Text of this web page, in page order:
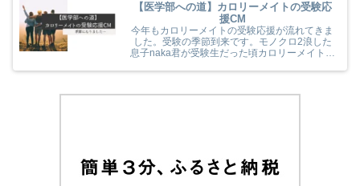
【医学部への道】カロリーメイトの受験応
援CM
今年もカロリーメイトの受験応援が流れてきま
した。受験の季節到来です。モノクロ2浪した
息子naka君が受験生だった頃カロリーメイトの
(^^) 今年のカロリーメイトの受験応援CMも音